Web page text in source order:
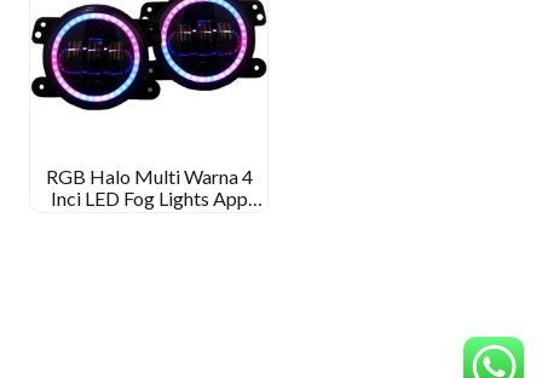
RGB Halo Multi Warna 4
Inci LED Fog Lights App